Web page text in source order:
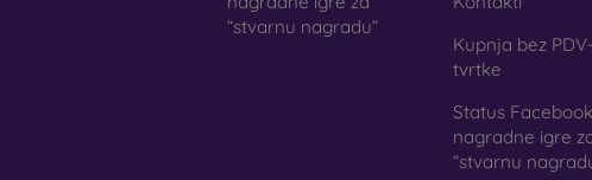
“stvarnu nagradu”
Kupnja bez
tvrtke
Status Facebook
nagradne igre
“stvarnu